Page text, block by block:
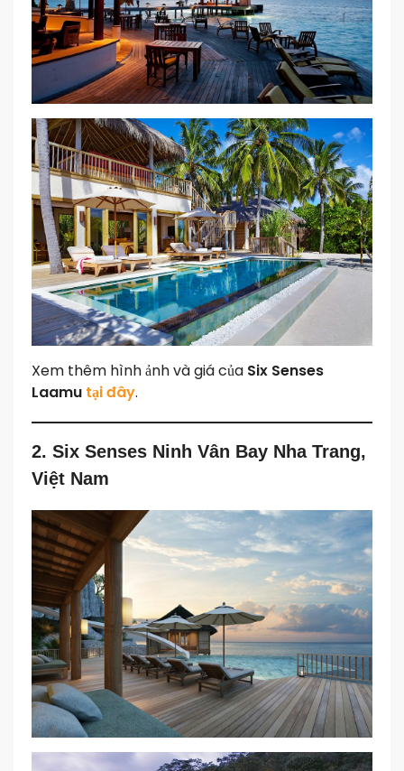
Xem thêm hình ảnh và giá của Six Senses
Laamu tại đây.
2. Six Senses Ninh Vân Bay Nha Trang,
Việt Nam